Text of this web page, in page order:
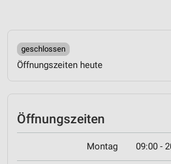
geschlossen
Öffnungszeiten heute
Öffnungszeiten
Montag 09:00 -